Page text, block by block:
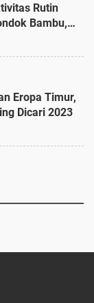
Rutin
Bambu,
Eropa Timur,
Dicari 2023